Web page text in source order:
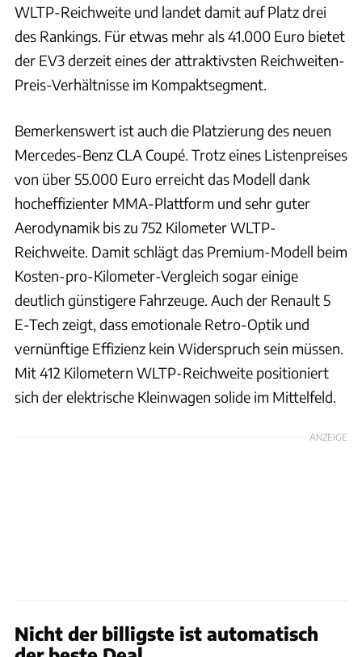
WLTP-Reichweite und landet damit auf Platz drei
des Rankings. Für etwas mehr als 41.000 Euro bietet
der EV3 derzeit eines der attraktivsten Reichweiten-
Preis-Verhältnisse im Kompaktsegment.
Bemerkenswert ist auch die Platzierung des neuen
Mercedes-Benz CLA Coupé. Trotz eines Listenpreises
von über 55.000 Euro erreicht das Modell dank
hocheffizienter MMA-Plattform und sehr guter
Aerodynamik bis zu 752 Kilometer WLTP-
Reichweite. Damit schlägt das Premium-Modell beim
Kosten-pro-Kilometer-Vergleich sogar einige
deutlich günstigere Fahrzeuge. Auch der Renault 5
E-Tech zeigt, dass emotionale Retro-Optik und
vernünftige Effizienz kein Widerspruch sein müssen.
Mit 412 Kilometern WLTP-Reichweite positioniert
sich der elektrische Kleinwagen solide im Mittelfeld.
ANZEIGE
Nicht der billigste ist automatisch